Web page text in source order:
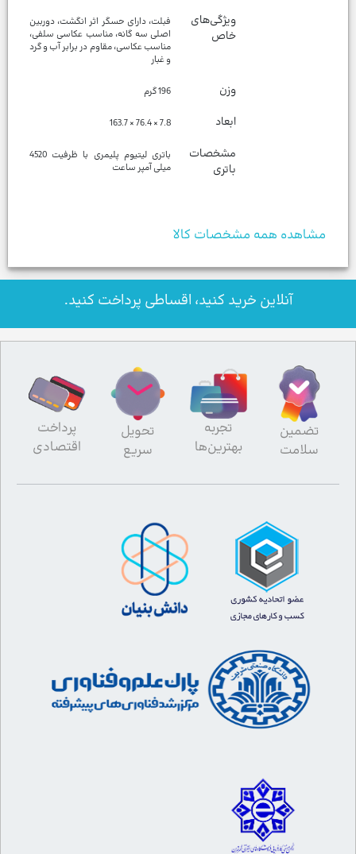
ویژگی‌های
خاص
فبلت، دارای حسگر اثر انگشت، دوربین
اصلی سه گانه، مناسب عکاسی سلفی،
مناسب عکاسی، مقاوم در برابر آب و گرد
و غبار
وزن 196 گرم
ابعاد 7.8 × 76.4 × 163.7
مشخصات
باتری
باتری لیتیوم پلیمری با ظرفیت 4520
مشاهده همه مشخصات کالا
آنلاین خرید کنید، اقساطی پرداخت کنید.
تضمین
سلامت
تجربه
بهترین‌ها
تحویل
سریع
پرداخت
اقتصادی